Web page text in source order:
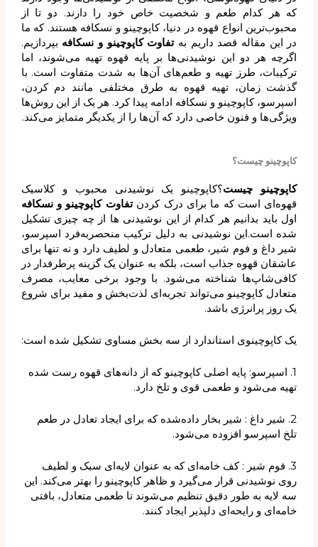
که هر کدام طعم و شخصیت خاص خود را دارند. دو تا از
محبوب‌ترین انواع قهوه در دنیا، کاپوچینو و نسکافه هستند. که ما
در این مقاله قصد داریم بهتفاوت کاپوچینو و نسکافهبپردازیم.
اگرچه هر دو این نوشیدنی‌ها بر پایه قهوه تهیه می‌شوند، اما
ترکیبات، طرز تهیه و طعم‌های آن‌ها به شدت متفاوت است. با
گذشت زمان، تهیه قهوه به طرق مختلفی مانند دم کردن،
اسپرسو، کاپوچینو و نسکافه ادامه پیدا کرد. هر یک از این روش‌ها
ویژگی‌ها و فنون خاصی دارد که آن‌ها را از یکدیگر متمایز می‌کند.
کاپوچینو چیست؟
کاپوچینو چیست؟کاپوچینو یک نوشیدنی محبوب و کلاسیک
قهوه‌ای است که ما برای درک کردنتفاوت کاپوچینو و نسکافه
اول باید بدانیم هر کدام از این نوشیدنی ها از چه چیزی تشکیل
شده است.این نوشیدنی به دلیل ترکیب منحصر‌به‌فرد اسپرسو،
شیر داغ و فوم شیر، طعمی متعادل و لطیف دارد و نه‌ تنها برای
عاشقان قهوه جذاب است، بلکه به عنوان یک گزینه پرطرفدار در
کافی‌شاپ‌ها شناخته می‌شود. با وجود برخی معایب، مصرف
متعادل کاپوچینو می‌تواند تجربه‌ای لذت‌بخش و مفید برای شروع
یک روز پرانرژی باشد.
یک کاپوچینوی استاندارد از سه بخش مساوی تشکیل شده است:
1. اسپرسو: پایه اصلی کاپوچینو که از دانه‌های قهوه رست شده
تهیه می‌شود و طعمی قوی و تلخ دارد.
2. شیر داغ : شیر بخار داده‌شده که برای ایجاد تعادل در طعم
تلخ اسپرسو افزوده می‌شود.
3. فوم شیر : کف خامه‌ای که به عنوان لایه‌ای سبک و لطیف
روی نوشیدنی قرار می‌گیرد و ظاهر کاپوچینو را بهتر می‌کند. این
سه لایه به طور دقیق تنظیم می‌شوند تا طعمی متعادل، بافتی
خامه‌ای و رایحه‌ای دلپذیر ایجاد کنند.